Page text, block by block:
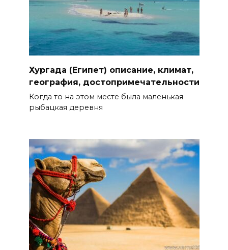
Хургада (Египет) описание, климат,
география, достопримечательности
Когда то на этом месте была маленькая
рыбацкая деревня